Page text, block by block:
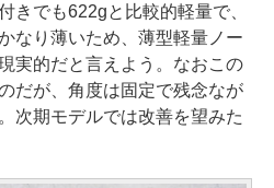
でも622gと比較的軽量で、
なり薄いため、薄型軽量ノー
実的だと言えよう。なおこの
だが、角度は固定で残念なが
次期モデルでは改善を望みた